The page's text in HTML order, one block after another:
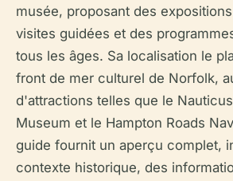
musée, proposant des
visites guidées et des
tous les âges. Sa localisation le
front de mer culturel de Norfolk,
d'attractions telles que le
Museum et le Hampton Roads
guide fournit un aperçu complet,
contexte historique, des